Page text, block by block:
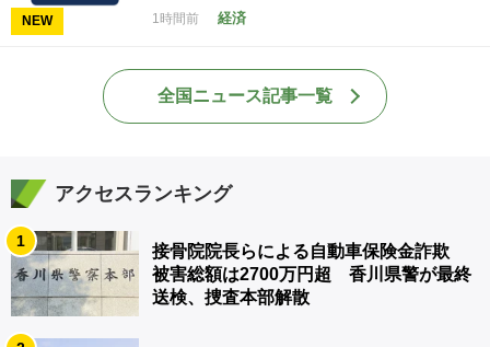
NEW 1時間前 経済
全国ニュース記事一覧
アクセスランキング
1
接骨院院長らによる自動車保険金詐欺
被害総額は2700万円超 香川県警が最終
送検、捜査本部解散